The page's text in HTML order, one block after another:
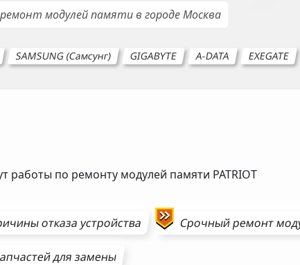
модулей памятив городеМосква
SAMSUNG (Самсунг) GIGABYTE A-DATA EXEGATE
работы по ремонту модулей памяти PATRIOT
отказа устройства Срочный ремонт
для замены